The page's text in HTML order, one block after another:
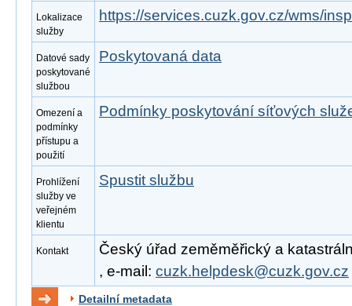
Lokalizace
služby
https://services.cuzk.gov.cz/wms/
Datové sady
poskytované
službou
Poskytovaná data
Omezení a
podmínky
přístupu a
použití
Podmínky poskytování síťových
Prohlížení
služby ve
veřejném
klientu
Spustit službu
Kontakt
Český úřad zeměměřický a
, e-mail: cuzk.helpdesk@cuzk.gov.cz
Detailní metadata